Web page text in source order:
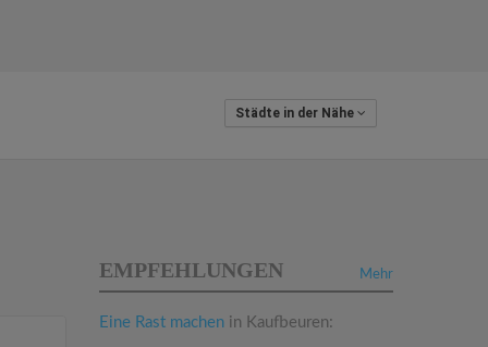
Städte in der Nähe
Mehr
EMPFEHLUNGEN
Eine Rast machen in Kaufbeuren: